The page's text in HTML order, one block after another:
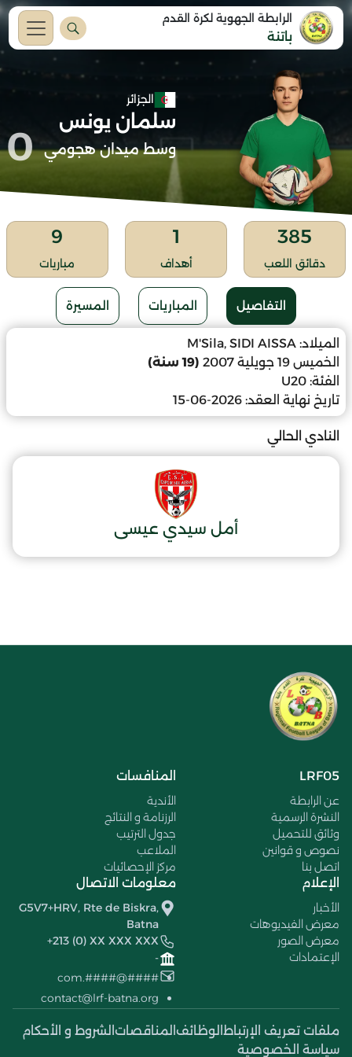
الرابطة الجهوية لكرة القدم
باتنة
الجزائر
سلمان يونس
وسط ميدان هجومي 0
385
دقائق اللعب
1
أهداف
9
مباريات
التفاصيل المباريات المسيرة
الميلاد: M'Sila, SIDI AISSA
الخميس 19 جويلية 2007
(19 سنة)
الفئة: U20
تاريخ نهاية العقد: 2026-06-15
النادي الحالي
أمل سيدي عيسى
LRF05
عن الرابطة
النشرة الرسمية
وثائق للتحميل
نصوص و قوانين
اتصل بنا
المنافسات
الأندية
الرزنامة و النتائج
جدول الترتيب
الملاعب
مركز الإحصائيات
الإعلام
الأخبار
معرض الفيديوهات
معرض الصور
الإعتمادات
معلومات الاتصال
G5V7+HRV, Rte de Biskra,
Batna
+213 (0) XX XXX XXX
-
####@####.com
contact@lrf-batna.org
ملفات تعريف الإرتباط الوظائف المناقصات الشروط و الأحكام
سياسة الخصوصية